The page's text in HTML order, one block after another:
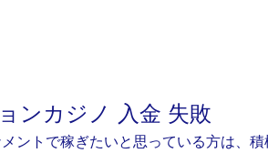
ンカジノ 入金 失敗
ントで稼ぎたいと思っている方は、